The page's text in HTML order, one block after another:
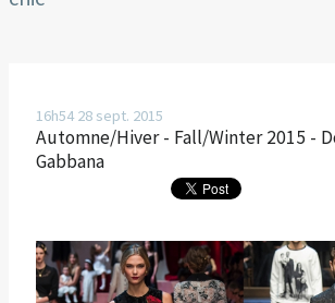
16h54 28 sept. 2015
Automne/Hiver - Fall/Winter 2015 -
Gabbana